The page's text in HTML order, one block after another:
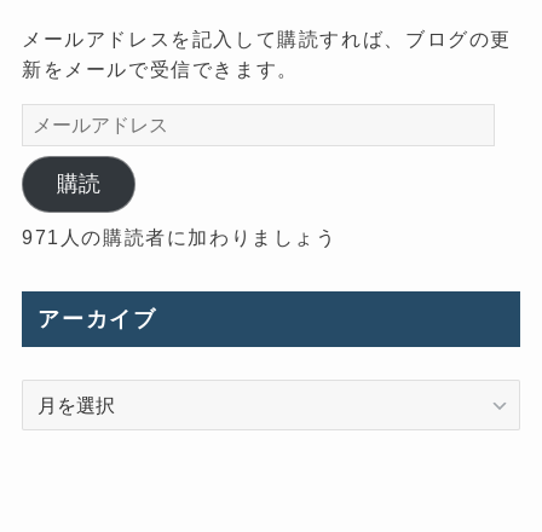
メールアドレスを記入して購読すれば、ブログの更
新をメールで受信できます。
ー
ル
ア
ド
ス
購読
971人の購読者に加わりましょう
アーカイブ